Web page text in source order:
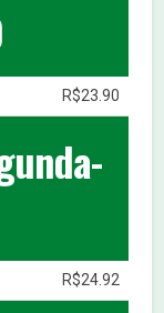
R$23.90
R$24.92